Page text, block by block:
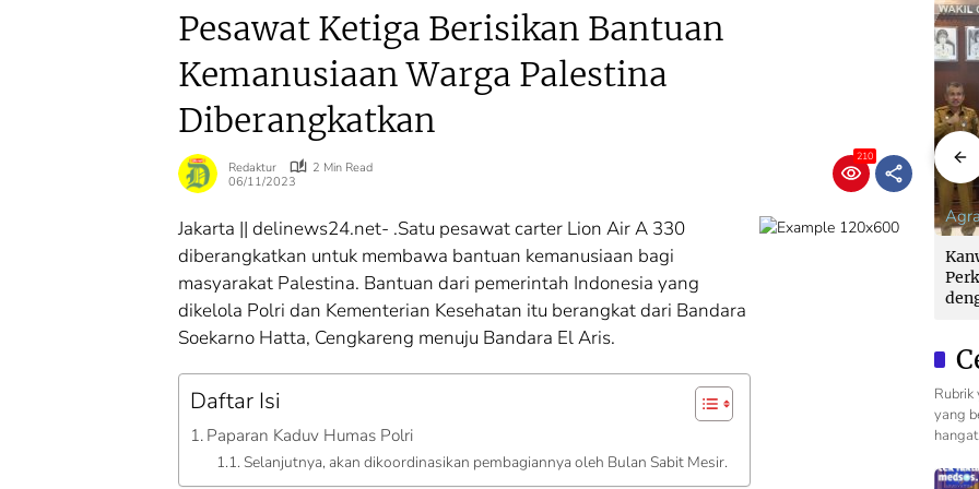
Pesawat Ketiga Berisikan Bantuan
Kemanusiaan Warga Palestina
Diberangkatkan
Redaktur
2 Min Read
06/11/2023
210
Jakarta || delinews24.net- .Satu pesawat carter Lion Air A 330
diberangkatkan untuk membawa bantuan kemanusiaan bagi
masyarakat Palestina. Bantuan dari pemerintah Indonesia yang
dikelola Polri dan Kementerian Kesehatan itu berangkat dari Bandara
Soekarno Hatta, Cengkareng menuju Bandara El Aris.
Daftar Isi
Paparan Kaduv Humas Polri
Selanjutnya, akan dikoordinasikan pembagiannya oleh Bulan Sabit Mesir.
Kanwil BPN Sumut
Perkuat Sinergi
dengan Wagub
Surya untuk
Wujudkan Tata
Profesional
Agraria
Menteri Nusron
‘Deadline’ Pemda:
Verifikasi BPHTB
Maksimal 3 Hari,
Jangan Bikin Balik
Kanwil BPN Sumut
Perkuat Sinergi
dengan Wagub
Surya untuk
Wujudkan Tata
Profesional
Agraria
Rubrik
yang